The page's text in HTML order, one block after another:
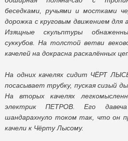
беседками, ручьями и мостками
дорожка с круговым движением для
Изящные скульптуры
суккубов. На толстой ветви
качелей на докрасна раскалённых
На одних качелях сидит ЧЁРТ
посасывает трубку, пуская сизый
На вторых качелях
электрик ПЕТРОВ. Его
шандарахнуло током так, что он
качели к Чёрту Лысому.